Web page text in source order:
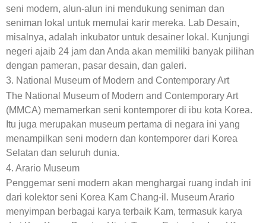
seni modern, alun-alun ini mendukung seniman dan
seniman lokal untuk memulai karir mereka. Lab Desain,
misalnya, adalah inkubator untuk desainer lokal. Kunjungi
negeri ajaib 24 jam dan Anda akan memiliki banyak pilihan
dengan pameran, pasar desain, dan galeri.
3. National Museum of Modern and Contemporary Art
The National Museum of Modern and Contemporary Art
(MMCA) memamerkan seni kontemporer di ibu kota Korea.
Itu juga merupakan museum pertama di negara ini yang
menampilkan seni modern dan kontemporer dari Korea
Selatan dan seluruh dunia.
4. Arario Museum
Penggemar seni modern akan menghargai ruang indah ini
dari kolektor seni Korea Kam Chang-il. Museum Arario
menyimpan berbagai karya terbaik Kam, termasuk karya